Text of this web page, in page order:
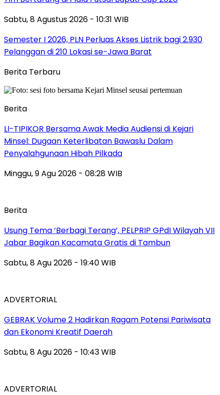
Sabtu, 8 Agustus 2026 - 10:31 WIB
Semester I 2026, PLN Perluas Akses Listrik bagi 2.930
Pelanggan di 210 Lokasi se-Jawa Barat
Berita Terbaru
Berita
LI-TIPIKOR Bersama Awak Media Audiensi di Kejari
Minsel: Dugaan Keterlibatan Bawaslu Dalam
Penyalahgunaan Hibah Pilkada
Minggu, 9 Agu 2026 - 08:28 WIB
Berita
‎Usung Tema ‘Berbagi Terang’, PELPRIP GPdI Wilayah VII
Jabar Bagikan Kacamata Gratis di Tambun
Sabtu, 8 Agu 2026 - 19:40 WIB
ADVERTORIAL
GEBRAK Volume 2 Hadirkan Ragam Potensi Pariwisata
dan Ekonomi Kreatif Daerah
Sabtu, 8 Agu 2026 - 10:43 WIB
ADVERTORIAL